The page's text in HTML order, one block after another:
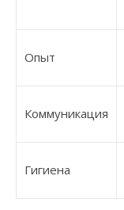
Опыт
Коммуникация
Гигиена